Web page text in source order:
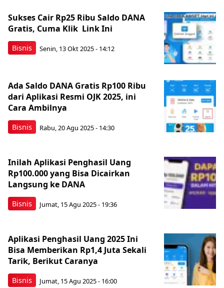
Bisnis
Sukses Cair Rp25 Ribu Saldo DANA
Gratis, Cuma Klik Link Ini
Senin, 13 Okt 2025 - 14:12
Bisnis
Ada Saldo DANA Gratis Rp100 Ribu
dari Aplikasi Resmi OJK 2025, ini
Cara Ambilnya
Rabu, 20 Agu 2025 - 14:30
Bisnis
Inilah Aplikasi Penghasil Uang
Rp100.000 yang Bisa Dicairkan
Langsung ke DANA
Jumat, 15 Agu 2025 - 19:36
Bisnis
Aplikasi Penghasil Uang 2025 Ini
Bisa Memberikan Rp1,4 Juta Sekali
Tarik, Berikut Caranya
Jumat, 15 Agu 2025 - 16:00